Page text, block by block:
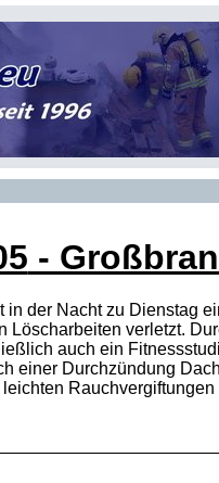
-
der Nacht zu Dienstag
verletzt.
auch ein
einer Durchzündung